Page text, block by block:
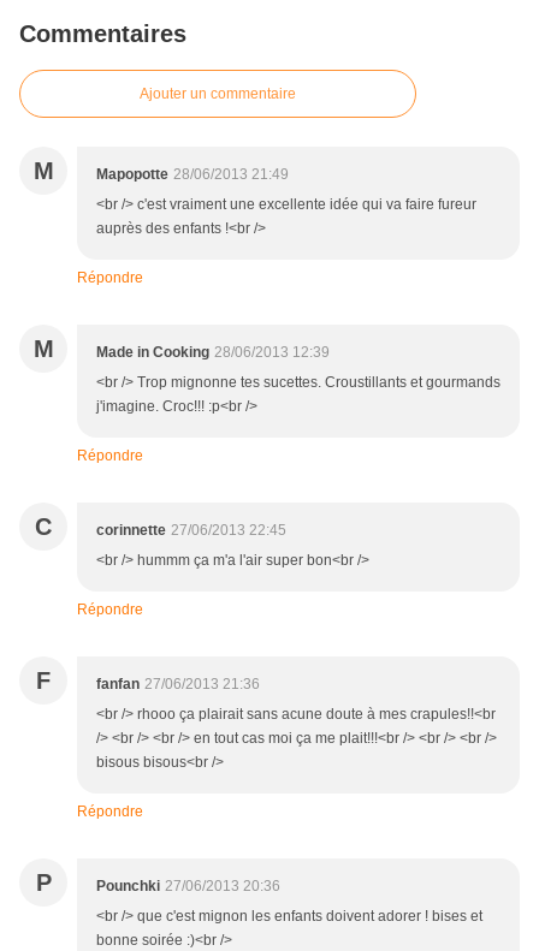
Commentaires
Ajouter un commentaire
M Mapopotte 28/06/2013 21:49
<br /> c'est vraiment une excellente idée qui va faire fureur
auprès des enfants !<br />
Répondre
M Made in Cooking 28/06/2013 12:39
<br /> Trop mignonne tes sucettes. Croustillants et gourmands
j'imagine. Croc!!! :p<br />
Répondre
C corinnette 27/06/2013 22:45
<br /> hummm ça m'a l'air super bon<br />
Répondre
F fanfan 27/06/2013 21:36
<br /> rhooo ça plairait sans acune doute à mes crapules!!<br
/> <br /> <br /> en tout cas moi ça me plait!!!<br /> <br /> <br />
bisous bisous<br />
Répondre
P Pounchki 27/06/2013 20:36
<br /> que c'est mignon les enfants doivent adorer ! bises et
bonne soirée :)<br />